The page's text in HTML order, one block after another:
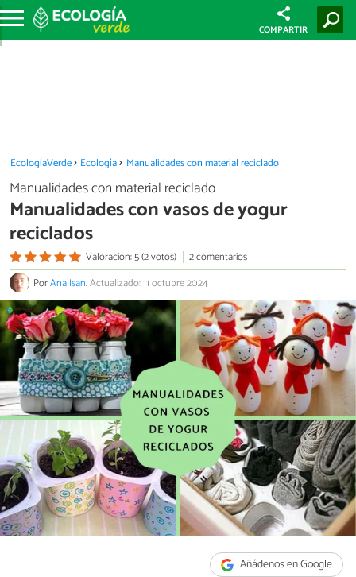
COMPARTIR
EcologíaVerde Ecología Manualidades con material reciclado
Manualidades con material reciclado
Manualidades con vasos de yogur
reciclados
Valoración: 5 (2 votos)
2 comentarios
PorAna Isan.Actualizado: 11 octubre 2024
Añádenos en Google